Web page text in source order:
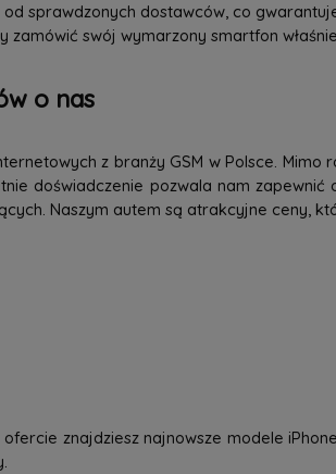
sprawdzonych dostawców, co
swój wymarzony smartfon
o nas
z branży GSM w Polsce. Mimo
doświadczenie pozwala nam zapewnić
Naszym autem są atrakcyjne ceny,
znajdziesz najnowsze modele